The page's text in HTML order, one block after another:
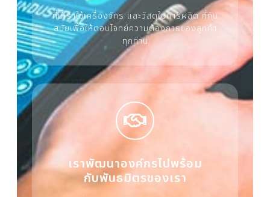
ที่นี่เราใช้เครื่องจักร และวัสดุในการผลิต ที่ทัน
สมัยเพื่อให้ตอบโจทย์ความต้องการของลูกค้า
ทุกท่าน
เราพัฒนาองค์กรไปพร้อม
กับพันธมิตรของเรา